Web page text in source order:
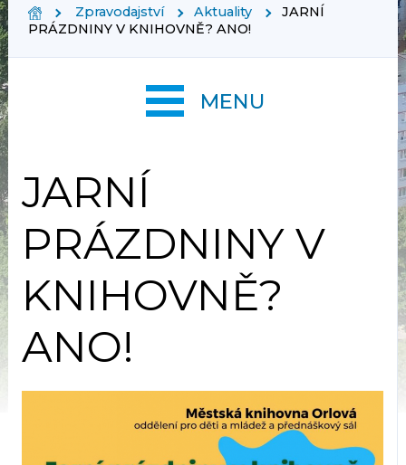
Zpravodajství Aktuality
JARNÍ
PRÁZDNINY V KNIHOVNĚ? ANO!
JARNÍ
PRÁZDNINY V
KNIHOVNĚ?
ANO!
MENU